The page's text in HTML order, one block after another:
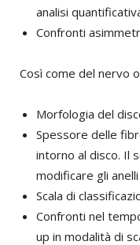
analisi
Confronti
Così come del nervo
Morfologia del
Spessore delle
intorno al disco. Il
modificare gli
Scala di
Confronti nel
up in modalità di